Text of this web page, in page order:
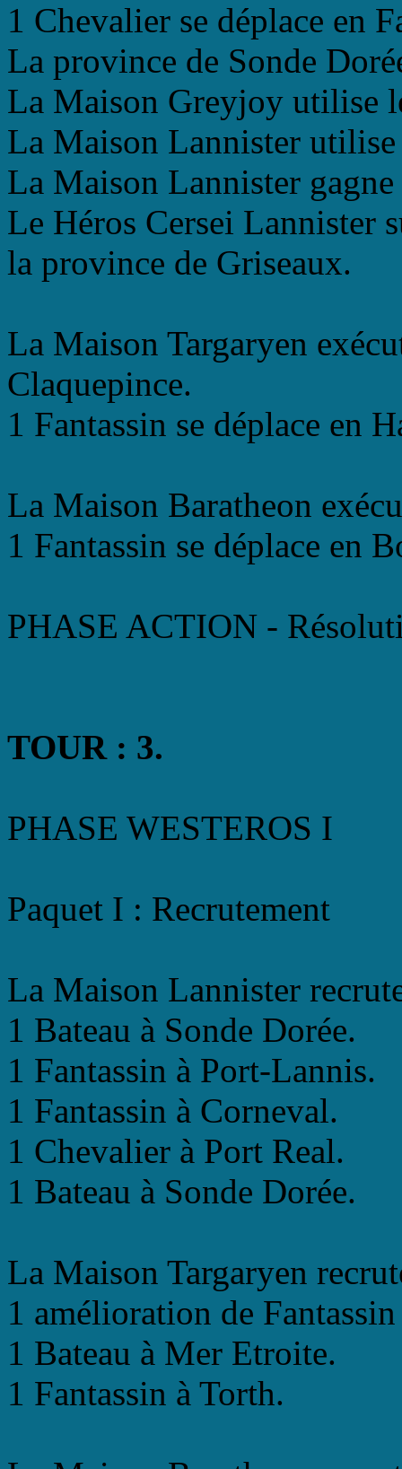
1 Chevalier se déplace en
La province de Sonde
La Maison Greyjoy utilise
La Maison Lannister
La Maison Lannister
Le Héros Cersei Lannister
la province de Griseaux.
La Maison Targaryen
Claquepince.
1 Fantassin se déplace en
La Maison Baratheon
1 Fantassin se déplace en
PHASE ACTION -
TOUR : 3.
PHASE WESTEROS I
Paquet I : Recrutement
La Maison Lannister
1 Bateau à Sonde Dorée.
1 Fantassin à Port-Lannis.
1 Fantassin à Corneval.
1 Chevalier à Port Real.
1 Bateau à Sonde Dorée.
La Maison Targaryen
1 amélioration de
1 Bateau à Mer Etroite.
1 Fantassin à Torth.